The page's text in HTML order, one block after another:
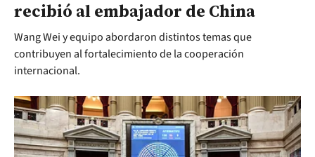
recibió al embajador de China
Wang Wei y equipo abordaron distintos temas que
contribuyen al fortalecimiento de la cooperación
internacional.